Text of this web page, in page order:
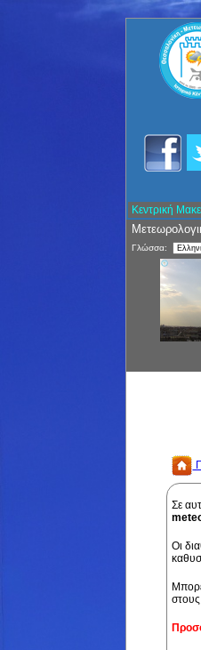
Κεντρική
Γλώσσα:
Σε
Οι
στους